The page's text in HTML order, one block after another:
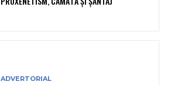
ADVERTORIAL